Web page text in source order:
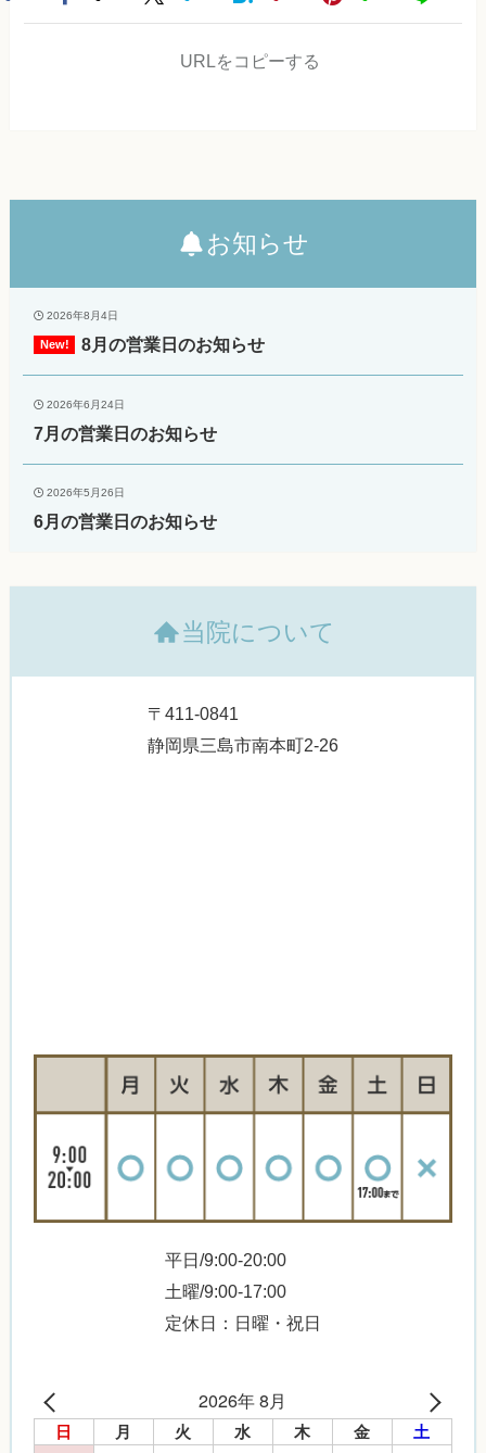
URLをコピーする
お知らせ
2026年8月4日
8月の営業日のお知らせ
2026年6月24日
7月の営業日のお知らせ
2026年5月26日
6月の営業日のお知らせ
当院について
〒411-0841
静岡県三島市南本町2-26
平日/9:00-20:00
土曜/9:00-17:00
定休日：日曜・祝日
2026年 8月
日 月 火 水 木 金 土